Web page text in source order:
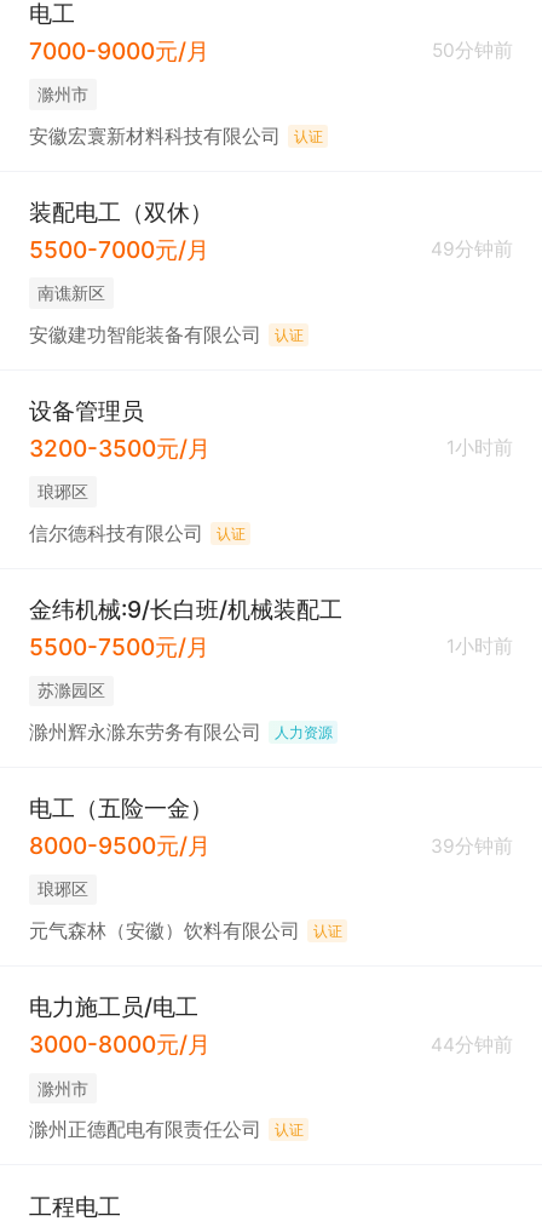
电工
7000-9000元/月
50分钟前
滁州市
安徽宏寰新材料科技有限公司 认证
装配电工（双休）
5500-7000元/月
49分钟前
南谯新区
安徽建功智能装备有限公司 认证
设备管理员
3200-3500元/月
1小时前
琅琊区
信尔德科技有限公司 认证
金纬机械:9/长白班/机械装配工
5500-7500元/月
1小时前
苏滁园区
滁州辉永滁东劳务有限公司 人力资源
电工（五险一金）
8000-9500元/月
39分钟前
琅琊区
元气森林（安徽）饮料有限公司 认证
电力施工员/电工
3000-8000元/月
44分钟前
滁州市
滁州正德配电有限责任公司 认证
工程电工